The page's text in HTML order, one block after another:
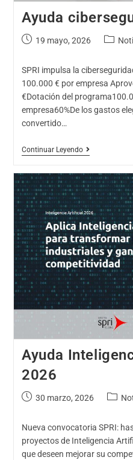
Ayuda
19 mayo, 2026
SPRI impulsa la
100.000 € por empresa
€Dotación del
empresa60%De los gastos
convertido…
Continuar Leyendo
Ayuda
2026
30 marzo, 2026
Nueva convocatoria SPRI:
proyectos de Inteligencia
que deseen mejorar su